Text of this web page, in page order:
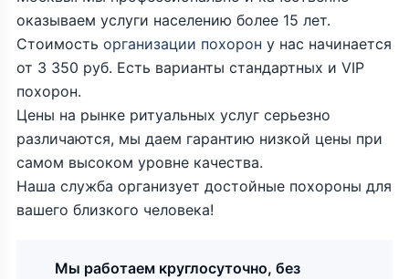
оказываем услуги населению более 15 лет.
Стоимость организации похорон у нас начинается
от 3 350 руб. Есть варианты стандартных и VIP
похорон.
Цены на рынке ритуальных услуг серьезно
различаются, мы даем гарантию низкой цены при
самом высоком уровне качества.
Наша служба организует достойные похороны для
вашего близкого человека!
Мы работаем круглосуточно, без